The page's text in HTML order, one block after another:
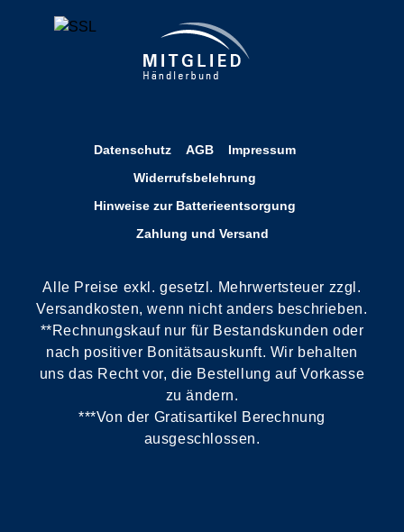
Datenschutz AGB
Impressum
Widerrufsbelehrung
Hinweise zur Batterieentsorgung
Zahlung und Versand
Alle Preise exkl. gesetzl. Mehrwertsteuer zzgl.
Versandkosten, wenn nicht anders beschrieben.
**Rechnungskauf nur für Bestandskunden oder
nach positiver Bonitätsauskunft. Wir behalten
uns das Recht vor, die Bestellung auf Vorkasse
zu ändern.
***Von der Gratisartikel Berechnung
ausgeschlossen.